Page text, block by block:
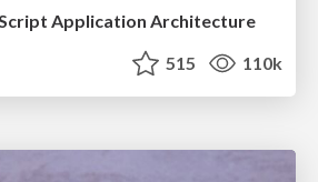
Application Architecture
515 110k